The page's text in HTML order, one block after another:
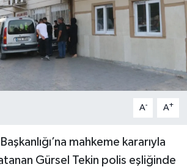
A- A+
mahkeme kararıyla
Gürsel Tekin polis eşliğinde